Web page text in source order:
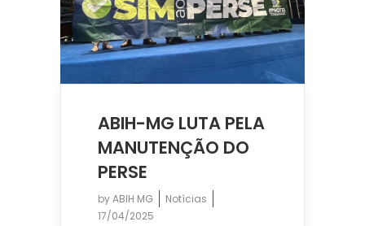
ABIH-MG LUTA PELA
MANUTENÇÃO DO
PERSE
byABIH MG
Notícias
17/04/2025